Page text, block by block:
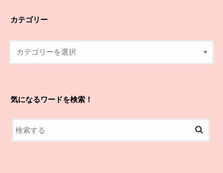
カテゴリー
気になるワードを検索！